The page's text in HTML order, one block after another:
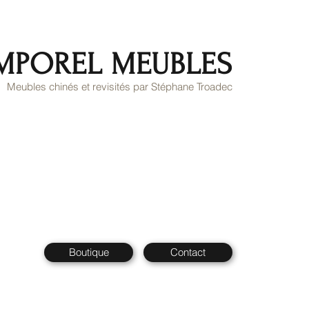
MEUBLES
Meubles chinés et revisités par Stéphane Troadec
Boutique Contact